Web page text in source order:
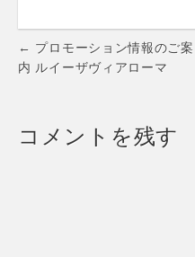
ンをベビーザらス
で販売開始！イン
パクト大のロゴデ
4月13日（金）よ
り、全国のベビー
イ
ゃれ
ば
も
Post
navigation
← プロモーション情報のご案
内 ルイーザヴィアローマ
コメントを残す